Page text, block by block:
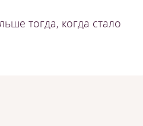
тогда, когда стало